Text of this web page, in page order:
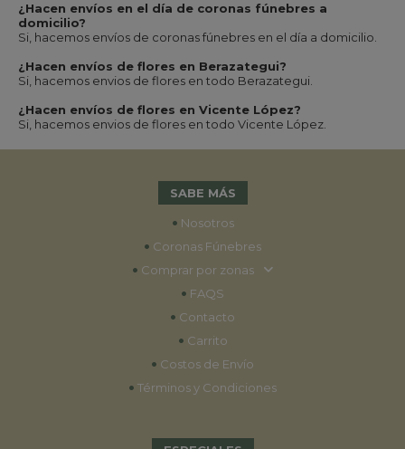
¿Hacen envíos en el día de coronas fúnebres a
domicilio?
Si, hacemos envíos de coronas fúnebres en el día a domicilio.
¿Hacen envíos de flores en Berazategui?
Si, hacemos envios de flores en todo Berazategui.
¿Hacen envíos de flores en Vicente López?
Si, hacemos envios de flores en todo Vicente López.
SABE MÁS
• Nosotros
• Coronas Fúnebres
• Comprar por zonas
• FAQS
• Contacto
• Carrito
• Costos de Envío
• Términos y Condiciones